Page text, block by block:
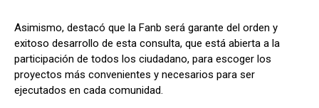
Asimismo, destacó que la Fanb será garante del orden y
exitoso desarrollo de esta consulta, que está abierta a la
participación de todos los ciudadano, para escoger los
proyectos más convenientes y necesarios para ser
ejecutados en cada comunidad.